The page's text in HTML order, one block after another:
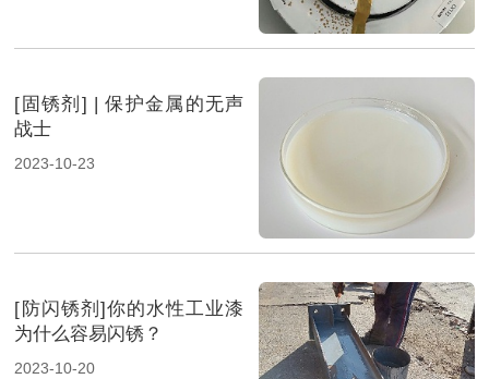
[固锈剂] | 保护金属的无声
战士
2023-10-23
[防闪锈剂]你的水性工业漆
为什么容易闪锈？
2023-10-20